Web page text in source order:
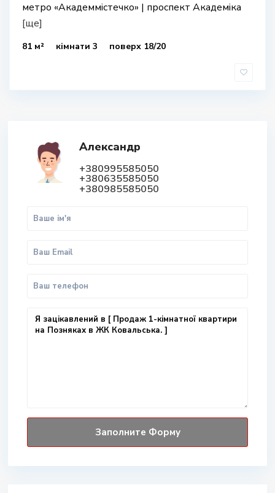
метро «Академмістечко» | проспект Академіка
[ще]
81 м² кімнати 3 поверх 18/20
Александр
+380995585050
+380635585050
+380985585050